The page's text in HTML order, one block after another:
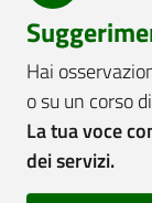
Hai
o su un corso
La tua voce
dei servizi.